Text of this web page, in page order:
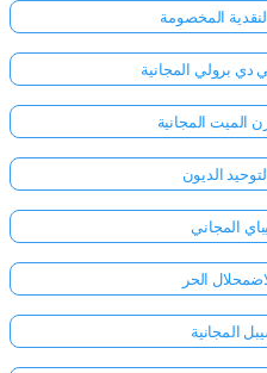
المخصومة
برولي المجانية
الميت المجانية
الديون
المجاني
الحر
المجانية